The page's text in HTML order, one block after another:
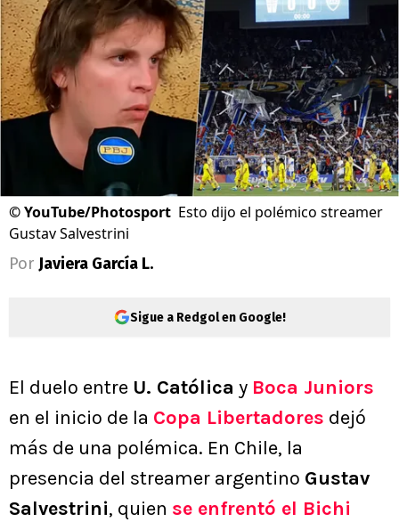
©YouTube/Photosport Esto dijo el polémico streamer
Gustav Salvestrini
Por Javiera García L.
Sigue a Redgol en Google!
El duelo entre U. Católica y Boca Juniors
en el inicio de la Copa Libertadores dejó
más de una polémica. En Chile, la
presencia del streamer argentino Gustav
Salvestrini, quien se enfrentó el Bichi